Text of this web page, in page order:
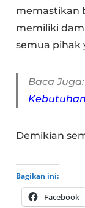
memastikan
memiliki
semua pihak
Baca Juga:
Demikian
Bagikan ini:
Facebook